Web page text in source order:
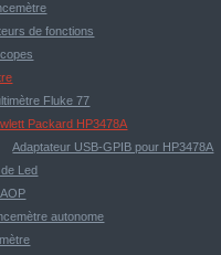
de fonctions
Fluke 77
Packard HP3478A
Adaptateur USB-GPIB pour HP3478A
Led
autonome